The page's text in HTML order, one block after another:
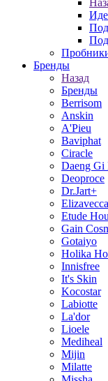
Бренды
Назад
Бренды
Berrisom
Anskin
A'Pieu
Baviphat
Ciracle
Daeng Gi
Deoproce
Dr.Jart+
Elizavecca
Etude
Gain
Gotaiyo
Holika
Innisfree
It's Skin
Kocostar
Labiotte
La'dor
Lioele
Mediheal
Mijin
Milatte